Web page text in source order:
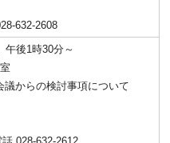
632-2608
午後1時30分～
からの検討事項について